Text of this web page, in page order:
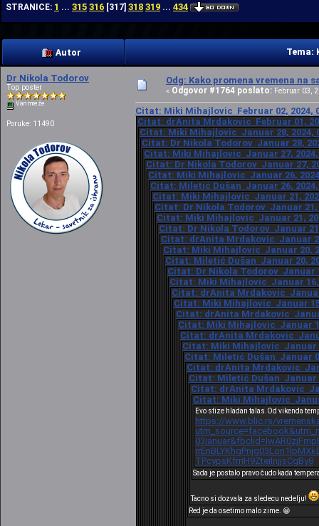
STRANICE: 1 ... 315 316 [317] 318 319 ... 434
Autor Tema:
Dr Nikola Todorov
Top poster
Van mreže
Poruke: 11490
Odg: Kako promena vremena na
« Odgovor #1764 poslato: Februar 03,
Citat: Miki Mihajlovic Februar 02, 2024,
Citat: drAnita Mrdakovic Februar 01,
Citat: Miki Mihajlovic Januar 28, 2024,
Citat: Dr Nikola Todorov Januar 28,
Citat: Miki Mihajlovic Januar 27, 2024,
Citat: Dr Nikola Todorov Januar 27,
Citat: Miki Mihajlovic Januar 26,
Citat: Miletić Dušan Januar 26, 2024,
Citat: Miki Mihajlovic Januar 21,
Citat: Dr Nikola Todorov Januar 21,
Citat: Miki Mihajlovic Januar 21,
Citat: Dr Nikola Todorov Januar
Citat: drAnita Mrdakovic Januar
Citat: Miki Mihajlovic Januar 20,
Citat: Miletić Dušan Januar 20,
Citat: Dr Nikola Todorov Januar
Citat: Miki Mihajlovic Januar 16,
Citat: drAnita Mrdakovic Januar
Citat: Miki Mihajlovic Januar
Citat: drAnita Mrdakovic
Citat: Miki Mihajlovic Januar
Citat: drAnita Mrdakovic
Citat: Miki Mihajlovic Januar
Citat: Miletić Dušan Januar
Citat: drAnita Mrdakovic
Citat: Miletić Dušan Januar
Citat: drAnita Mrdakovic
Citat: Miki Mihajlovic
Evo stize hladan talas.Od vikenda
https://www.blic.rs/
TPcypsKfrriH9ZteiInjjsCgBy8
Sada je postalo pravo čudo kada
Tacno si dozvala za sledecu nedelju!
Red je da osetimo malo zime. 😁